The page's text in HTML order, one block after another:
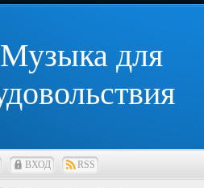
для
ВХОД RSS